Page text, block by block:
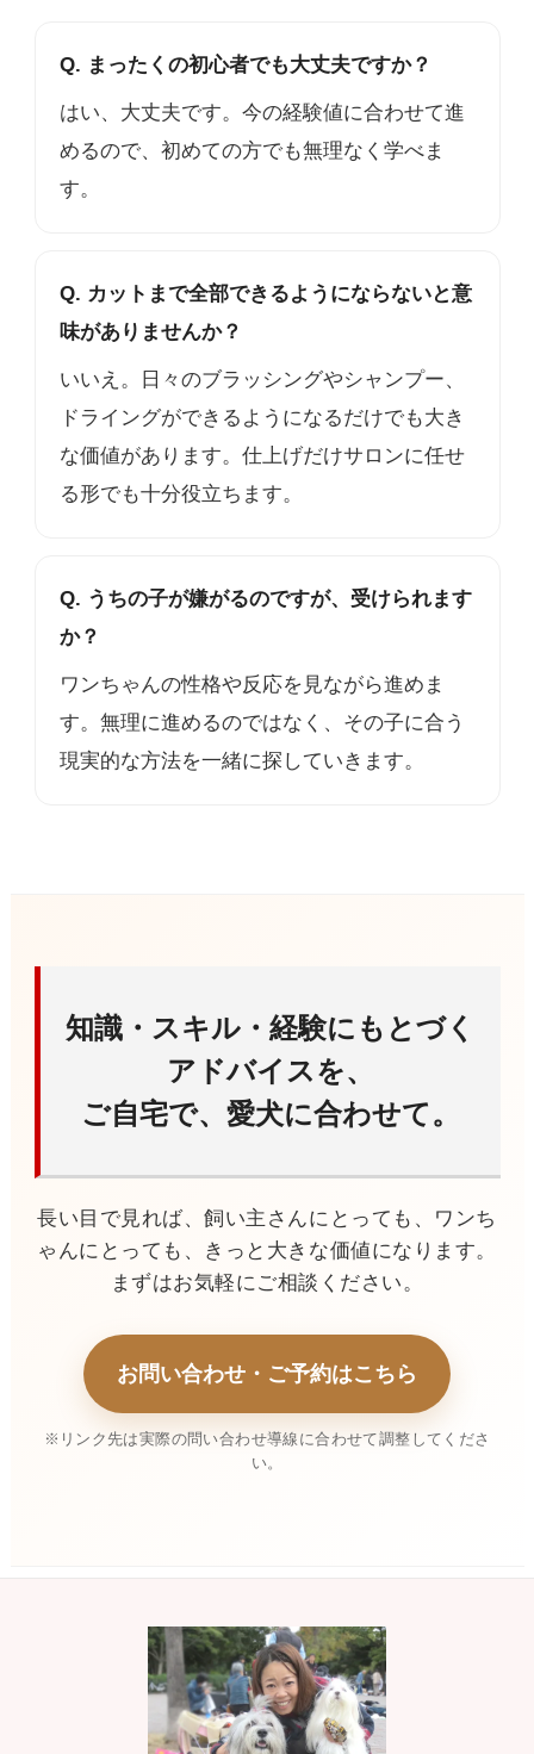
Q. まったくの初心者でも大丈夫ですか？
はい、大丈夫です。今の経験値に合わせて進
めるので、初めての方でも無理なく学べま
す。
Q. カットまで全部できるようにならないと意
味がありませんか？
いいえ。日々のブラッシングやシャンプー、
ドライングができるようになるだけでも大き
な価値があります。仕上げだけサロンに任せ
る形でも十分役立ちます。
Q. うちの子が嫌がるのですが、受けられます
か？
ワンちゃんの性格や反応を見ながら進めま
す。無理に進めるのではなく、その子に合う
現実的な方法を一緒に探していきます。
知識・スキル・経験にもとづく
アドバイスを、
ご自宅で、愛犬に合わせて。
長い目で見れば、飼い主さんにとっても、ワンち
ゃんにとっても、きっと大きな価値になります。
まずはお気軽にご相談ください。
お問い合わせ・ご予約はこちら
※リンク先は実際の問い合わせ導線に合わせて調整してくださ
い。